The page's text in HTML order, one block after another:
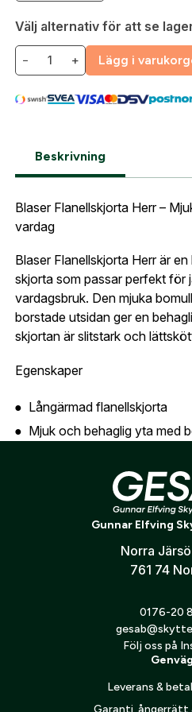
Välj alternativ för att se
− + Lägg i
Beskrivning
Blaser Flanellskjorta Herr –
vardag
Blaser Flanellskjorta Herr är
skjorta som passar perfekt för
vardagsbruk. Den mjuka
borstade utsidan ger en
skjortan är slitstark och
Egenskaper
Långärmad flanellskjorta
Mjuk och behaglig yta med
Bröstficka med Blaser-detalj
Button-down-krage
Diskreta Blaser-logotyper
Passar jakt, fritid och vardag
Lösenord:*
Glömt lösenord?
Skapa konto och handla
Är du företag eller
konto hos oss får du
översikt över dina
uppgifter.
oss så hjälper vi dig att
Postnummer:*
Ort:*
Land:*
E-post:
Verifiera e-post:*
Jag godkänner att mina
personuppgiftspolicy .
Fyll i din e-post adress
så fort den här produkten
sortiment.
integritetspolicyn .
Bevaka
Gunnar Elfving
Norra
761 74
0176-20
Följ oss på
Leverans &
Garanti, ångerrätt